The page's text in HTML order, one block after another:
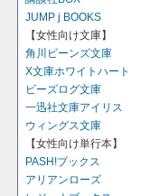
JUMP j BOOKS
【女性向け文庫】
角川ビーンズ文庫
X文庫ホワイトハート
ビーズログ文庫
一迅社文庫アイリス
ウィングス文庫
【女性向け単行本】
PASH!ブックス
アリアンローズ